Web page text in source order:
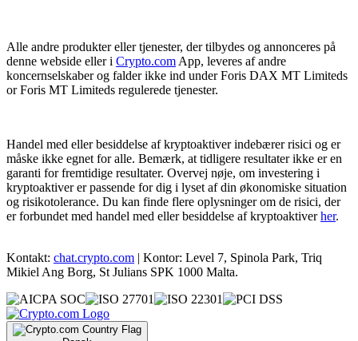
Alle andre produkter eller tjenester, der tilbydes og annonceres på
denne webside eller i Crypto.com App, leveres af andre
koncernselskaber og falder ikke ind under Foris DAX MT Limiteds
or Foris MT Limiteds regulerede tjenester.
Handel med eller besiddelse af kryptoaktiver indebærer risici og er
måske ikke egnet for alle. Bemærk, at tidligere resultater ikke er en
garanti for fremtidige resultater. Overvej nøje, om investering i
kryptoaktiver er passende for dig i lyset af din økonomiske situation
og risikotolerance. Du kan finde flere oplysninger om de risici, der
er forbundet med handel med eller besiddelse af kryptoaktiverher.
Kontakt: chat.crypto.com | Kontor: Level 7, Spinola Park, Triq
Mikiel Ang Borg, St Julians SPK 1000 Malta.